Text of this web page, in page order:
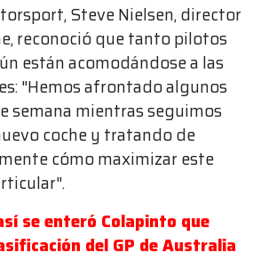
Steve Nielsen, director
reconoció que tanto pilotos
están acomodándose a las
"Hemos afrontado algunos
semana mientras seguimos
coche y tratando de
cómo maximizar este
se enteró Colapinto que
del GP de Australia